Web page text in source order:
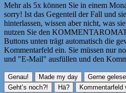
Mehr als 5x können Sie in einem
sorry! Ist das Gegenteil der Fall und
hinterlassen, wissen aber nicht, was
nutzen Sie den
Buttons unten trägt automatisch die
Kommentarfeld ein. Sie müssen nur
und "E-Mail" ausfüllen und den